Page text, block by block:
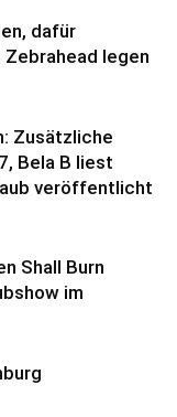
dafür
legen
Zusätzliche
Bela B liest
veröffentlicht
Shall Burn
im